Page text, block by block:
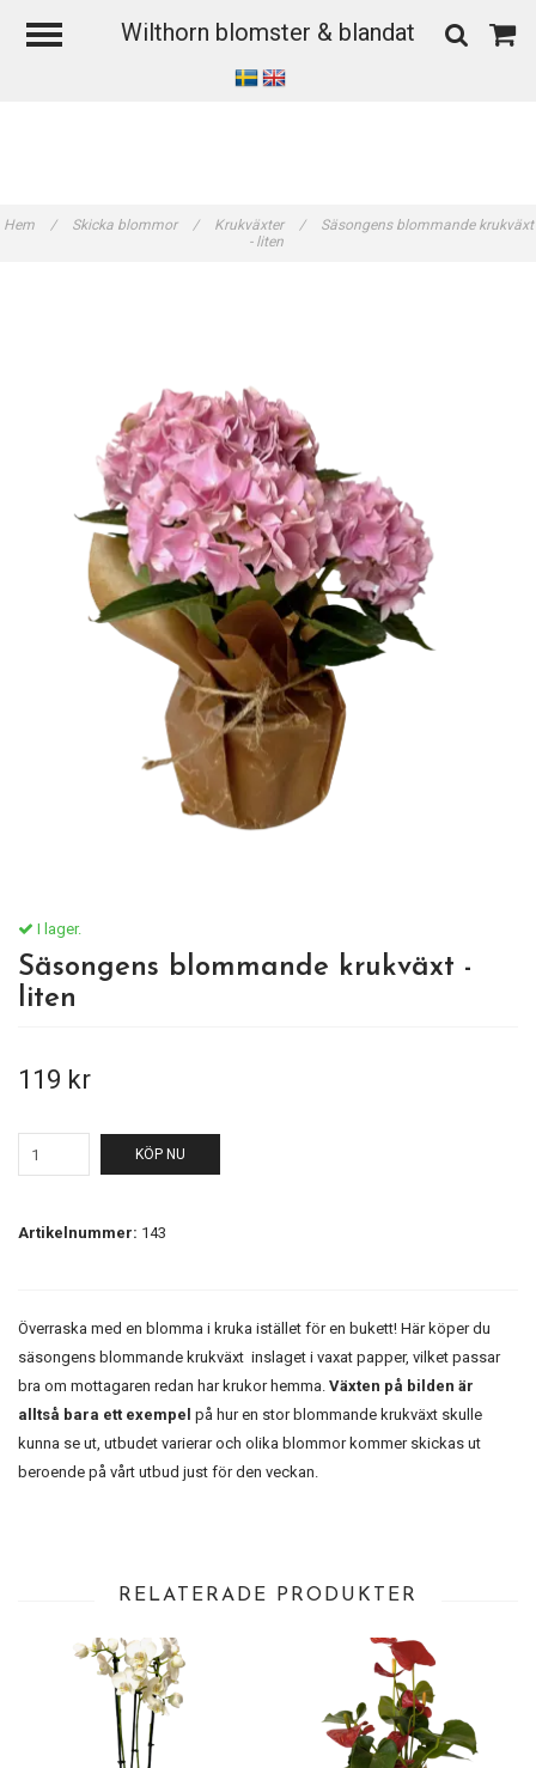
Wilthorn blomster & blandat
Hem / Skicka blommor / Krukväxter /
Säsongens blommande krukväxt
- liten
I lager.
Säsongens blommande krukväxt -
liten
119 kr
KÖP NU
Artikelnummer: 143
Överraska med en blomma i kruka istället för en bukett! Här köper du
säsongens blommande krukväxt inslaget i vaxat papper, vilket passar
bra om mottagaren redan har krukor hemma. Växten på bilden är
alltså bara ett exempel på hur en stor blommande krukväxt skulle
kunna se ut, utbudet varierar och olika blommor kommer skickas ut
beroende på vårt utbud just för den veckan.
RELATERADE PRODUKTER